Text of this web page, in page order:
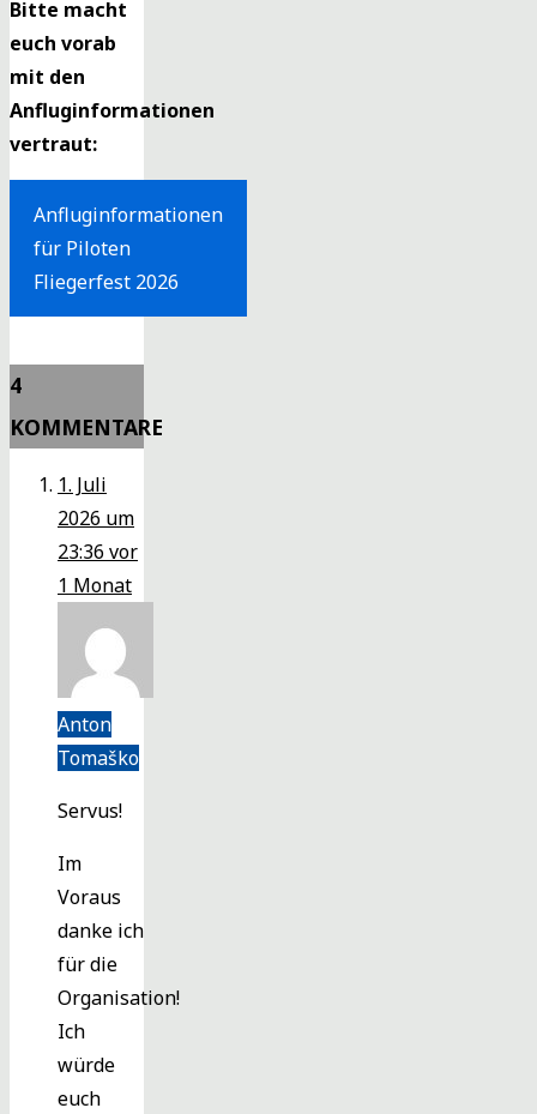
Bitte macht
euch vorab
mit den
Anfluginformationen
vertraut:
Anfluginformationen
für Piloten
Fliegerfest 2026
4
KOMMENTARE
1. Juli
2026 um
23:36 vor
1 Monat
Anton
Tomaško
Servus!
Im
Voraus
danke ich
für die
Organisation!
Ich
würde
euch